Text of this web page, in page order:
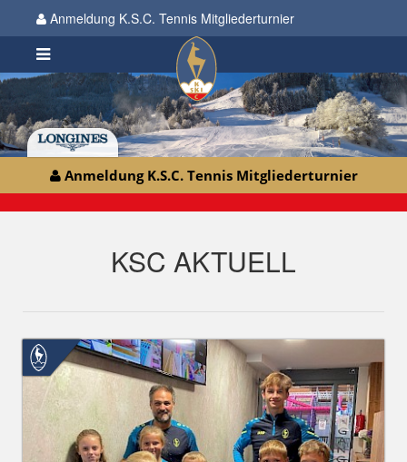
Anmeldung K.S.C. Tennis Mitgliederturnier
Anmeldung K.S.C. Tennis Mitgliederturnier
KSC AKTUELL